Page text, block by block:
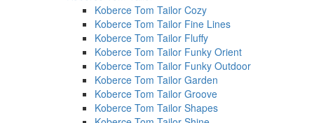
Koberce Tom Tailor Cozy
Koberce Tom Tailor Fine Lines
Koberce Tom Tailor Fluffy
Koberce Tom Tailor Funky Orient
Koberce Tom Tailor Funky Outdoor
Koberce Tom Tailor Garden
Koberce Tom Tailor Groove
Koberce Tom Tailor Shapes